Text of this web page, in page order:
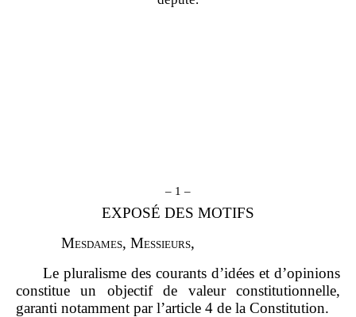
– 1 –
EXPOSÉ DES MOTIFS
Mesdames, Messieurs,
Le pluralisme des courants d’idées et d’opinions
constitue un objectif de valeur constitutionnelle,
garanti notamment par l’article 4 de la Constitution.